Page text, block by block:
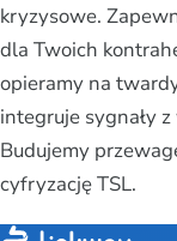
kryzysowe.
dla Twoich
opieramy na
integruje sygnały
Budujemy
cyfryzację TSL.